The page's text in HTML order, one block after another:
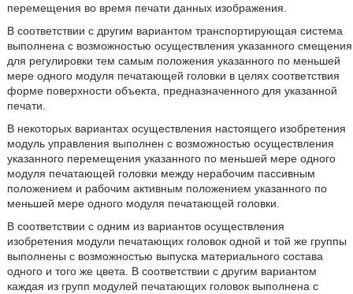
перемещения во время печати данных изображения.
В соответствии с другим вариантом транспортирующая система
выполнена с возможностью осуществления указанного смещения
для регулировки тем самым положения указанного по меньшей
мере одного модуля печатающей головки в целях соответствия
форме поверхности объекта, предназначенного для указанной
печати.
В некоторых вариантах осуществления настоящего изобретения
модуль управления выполнен с возможностью осуществления
указанного перемещения указанного по меньшей мере одного
модуля печатающей головки между нерабочим пассивным
положением и рабочим активным положением указанного по
меньшей мере одного модуля печатающей головки.
В соответствии с одним из вариантов осуществления
изобретения модули печатающих головок одной и той же группы
выполнены с возможностью выпуска материального состава
одного и того же цвета. В соответствии с другим вариантом
каждая из групп модулей печатающих головок выполнена с